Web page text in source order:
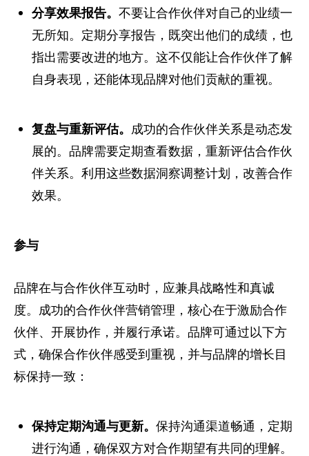
分享效果报告。 不要让合作伙伴对自己的业绩一
无所知。定期分享报告，既突出他们的成绩，也
指出需要改进的地方。这不仅能让合作伙伴了解
自身表现，还能体现品牌对他们贡献的重视。
复盘与重新评估。 成功的合作伙伴关系是动态发
展的。品牌需要定期查看数据，重新评估合作伙
伴关系。利用这些数据洞察调整计划，改善合作
效果。
参与
品牌在与合作伙伴互动时，应兼具战略性和真诚
度。成功的合作伙伴营销管理，核心在于激励合作
伙伴、开展协作，并履行承诺。品牌可通过以下方
式，确保合作伙伴感受到重视，并与品牌的增长目
标保持一致：
保持定期沟通与更新。 保持沟通渠道畅通，定期
进行沟通，确保双方对合作期望有共同的理解。